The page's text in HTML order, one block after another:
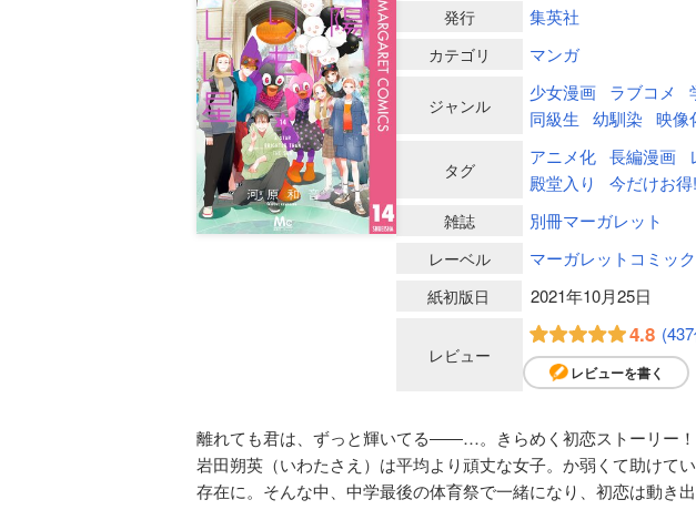
発行 集英社
カテゴリ マンガ
ジャンル
少女漫画 ラブコメ
同級生
幼馴染 映像
タグ
アニメ化 長編漫画
殿堂入り
今だけお得!
雑誌 別冊マーガレット
レーベル マーガレットコミッ
紙初版日 2021年10月25日
レビュー
4.8
レビューを書く
離れても君は、ずっと輝いてる――…。きらめく初恋ストーリー！
岩田朔英（いわたさえ）は平均より頑丈な女子。か弱くて助けて
存在に。そんな中、中学最後の体育祭で一緒になり、初恋は動き